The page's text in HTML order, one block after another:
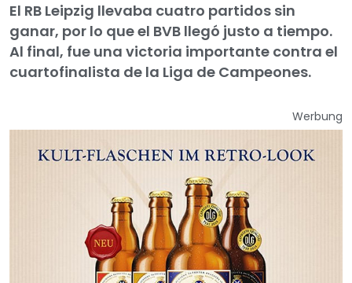
El RB Leipzig llevaba cuatro partidos sin
ganar, por lo que el BVB llegó justo a tiempo.
Al final, fue una victoria importante contra el
cuartofinalista de la Liga de Campeones.
Werbung